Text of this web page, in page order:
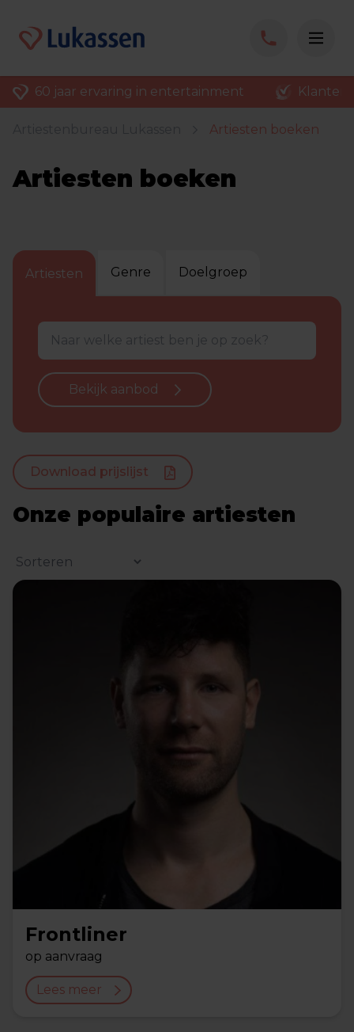
60 jaar ervaring in entertainment
Artiesten boeken
Artiesten boeken
Artiesten Genre Doelgroep
Bekijk aanbod
Download prijslijst
Onze populaire artiesten
Frontliner
op aanvraag
Lees meer